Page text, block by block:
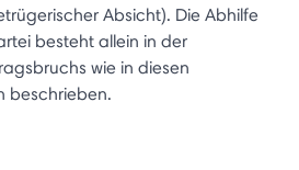
Absicht). Die Abhilfe
besteht allein in der
wie in diesen
beschrieben.